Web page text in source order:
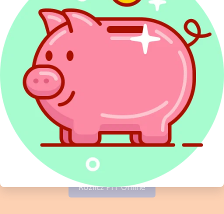
Sprawdź najwyżej oceniany
w Polsce program do rozliczeń
PIT
PITax Twoje rozliczenie PIT to wygodny, szybki
i darmowy sposób na Twoje PITy.
Rozlicz PIT Online